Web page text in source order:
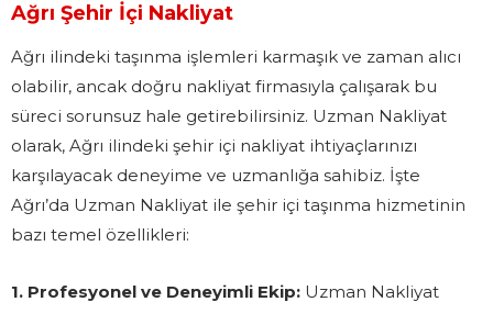
Ağrı Şehir İçi Nakliyat
Ağrı ilindeki taşınma işlemleri karmaşık ve zaman alıcı
olabilir, ancak doğru nakliyat firmasıyla çalışarak bu
süreci sorunsuz hale getirebilirsiniz. Uzman Nakliyat
olarak, Ağrı ilindeki şehir içi nakliyat ihtiyaçlarınızı
karşılayacak deneyime ve uzmanlığa sahibiz. İşte
Ağrı’da Uzman Nakliyat ile şehir içi taşınma hizmetinin
bazı temel özellikleri:
1. Profesyonel ve Deneyimli Ekip: Uzman Nakliyat